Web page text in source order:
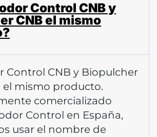
Control CNB y
CNB el mismo
Control CNB y Biopulcher
el mismo producto.
comercializado
Control en España,
usar el nombre de